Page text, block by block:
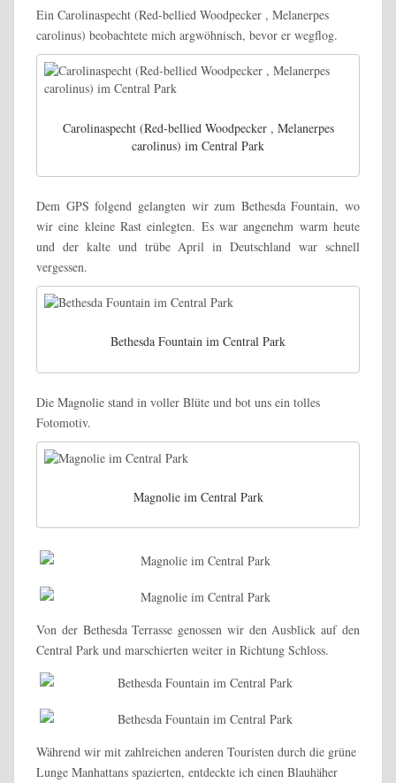
Ein Carolinaspecht (Red-bellied Woodpecker , Melanerpes
carolinus) beobachtete mich argwöhnisch, bevor er wegflog.
Carolinaspecht (Red-bellied Woodpecker , Melanerpes
carolinus) im Central Park
Dem GPS folgend gelangten wir zum Bethesda Fountain, wo
wir eine kleine Rast einlegten. Es war angenehm warm heute
und der kalte und trübe April in Deutschland war schnell
vergessen.
Bethesda Fountain im Central Park
Die Magnolie stand in voller Blüte und bot uns ein tolles
Fotomotiv.
Magnolie im Central Park
Von der Bethesda Terrasse genossen wir den Ausblick auf den
Central Park und marschierten weiter in Richtung Schloss.
Während wir mit zahlreichen anderen Touristen durch die grüne
Lunge Manhattans spazierten, entdeckte ich einen Blauhäher